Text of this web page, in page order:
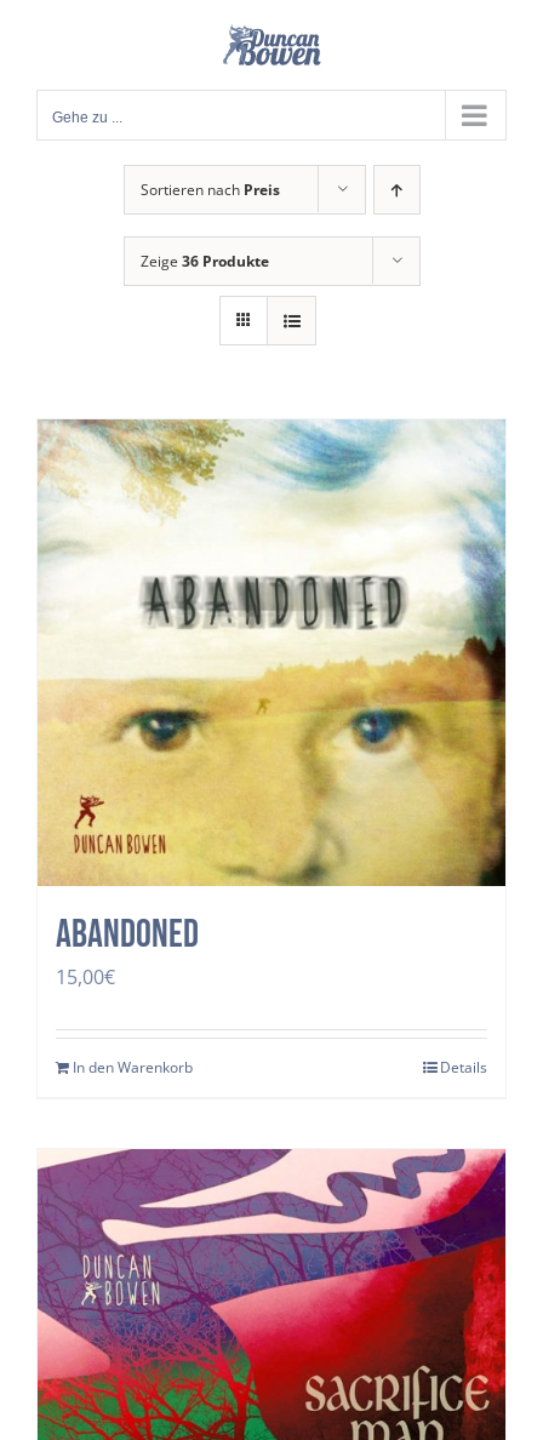
springen
Gehe zu ...
Sortieren nach Preis
Zeige 36 Produkte
Abandoned
15,00€
In den Warenkorb Details